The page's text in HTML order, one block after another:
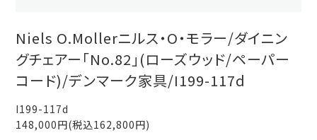
Niels O.Mollerニルス・O・モラー/ダイニン
グチェアー「No.82」(ローズウッド/ペーパー
コード)/デンマーク家具/I199-117d
I199-117d
148,000円(税込162,800円)